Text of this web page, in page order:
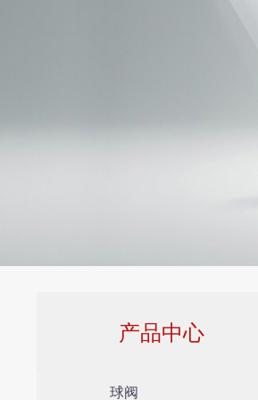
产品中心
球阀